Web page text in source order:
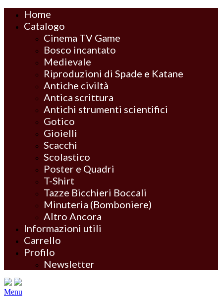
Home
Catalogo
Cinema TV Game
Bosco incantato
Medievale
Riproduzioni di Spade e Katane
Antiche civiltà
Antica scrittura
Antichi strumenti scientifici
Gotico
Gioielli
Scacchi
Scolastico
Poster e Quadri
T-Shirt
Tazze Bicchieri Boccali
Minuteria (Bomboniere)
Altro Ancora
Informazioni utili
Carrello
Profilo
Newsletter
Menu